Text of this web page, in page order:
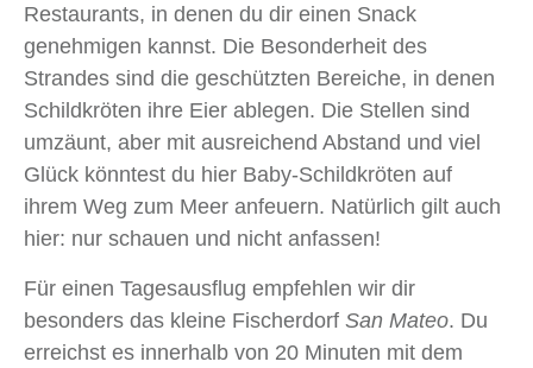
Restaurants, in denen du dir einen Snack
genehmigen kannst. Die Besonderheit des
Strandes sind die geschützten Bereiche, in denen
Schildkröten ihre Eier ablegen. Die Stellen sind
umzäunt, aber mit ausreichend Abstand und viel
Glück könntest du hier Baby-Schildkröten auf
ihrem Weg zum Meer anfeuern. Natürlich gilt auch
hier: nur schauen und nicht anfassen!
Für einen Tagesausflug empfehlen wir dir
besonders das kleine Fischerdorf San Mateo. Du
erreichst es innerhalb von 20 Minuten mit dem